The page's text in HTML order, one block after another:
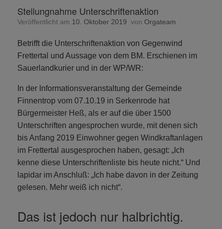
Stellungnahme Unterschriftenaktion
Veröffentlicht am 10. Oktober 2019 von Orgateam
Betrifft die Unterschriftenaktion von Gegenwind
Frettertal und Aussage von dem BM. Erschienen im
Sauerlandkurier und in der WP/WR:
In der Informationsveranstaltung der Gemeinde
Finnentrop vom 07.10.19 in Serkenrode hat
Bürgermeister Heß, als er auf die über 1500
Unterschriften angesprochen wurde, mit denen sich
bis Anfang 2019 Einwohner gegen Windkraftanlagen
im Frettertal ausgesprochen haben, gesagt: „Ich
kenne diese Unterschriftenliste bis heute nicht.“ Und
lapidar im Anschluß: „Ich habe davon in der Zeitung
gelesen. Mehr weiß ich nicht“.
Das ist jedoch nur halbrichtig.